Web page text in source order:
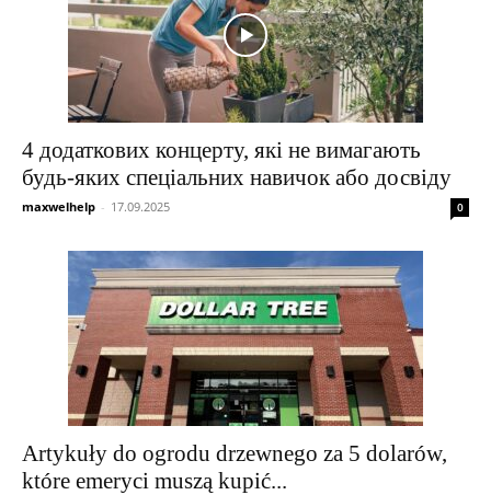
4 додаткових концерту, які не вимагають
будь-яких спеціальних навичок або досвіду
maxwelhelp - 17.09.2025 0
Artykuły do ​​ogrodu drzewnego za 5 dolarów,
które emeryci muszą kupić...